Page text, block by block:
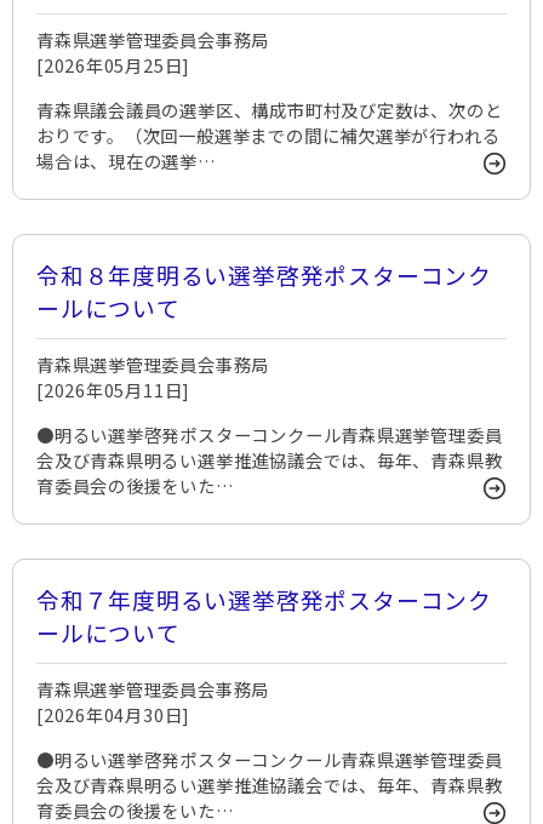
青森県選挙管理委員会事務局
[2026年05月25日]
青森県議会議員の選挙区、構成市町村及び定数は、次のと
おりです。（次回一般選挙までの間に補欠選挙が行われる
場合は、現在の選挙…
令和８年度明るい選挙啓発ポスターコンク
ールについて
青森県選挙管理委員会事務局
[2026年05月11日]
●明るい選挙啓発ポスターコンクール青森県選挙管理委員
会及び青森県明るい選挙推進協議会では、毎年、青森県教
育委員会の後援をいた…
令和７年度明るい選挙啓発ポスターコンク
ールについて
青森県選挙管理委員会事務局
[2026年04月30日]
●明るい選挙啓発ポスターコンクール青森県選挙管理委員
会及び青森県明るい選挙推進協議会では、毎年、青森県教
育委員会の後援をいた…